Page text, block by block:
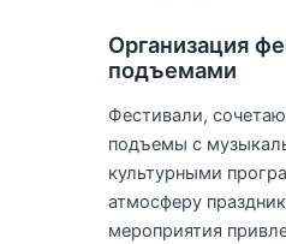
Организация
подъемами
Фестивали,
подъемы с
культурными
атмосферу
мероприятия